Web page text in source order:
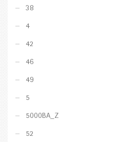
38
4
42
46
49
5
5000BA_Z
52